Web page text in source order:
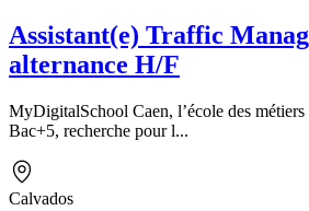
Assistant(e) Traffic
alternance H/F
MyDigitalSchool Caen, l’école des
Bac+5, recherche pour l...
Calvados